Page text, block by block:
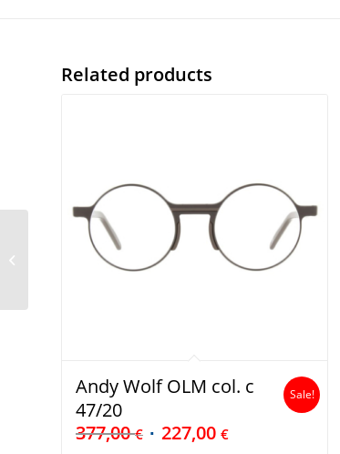
Related products
Andy Wolf OLM col. c
47/20
377,00€ 227,00 €
Sale!
Paul smith PSOP035